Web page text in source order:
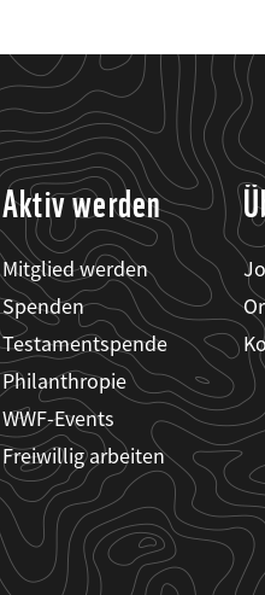
Aktiv werden
Mitglied werden
Spenden
Testamentspende
Philanthropie
WWF-Events
Freiwillig arbeiten